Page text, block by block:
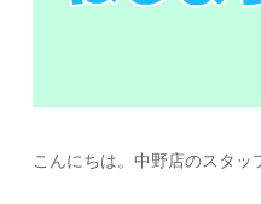
こんにちは。中野店のスタッ